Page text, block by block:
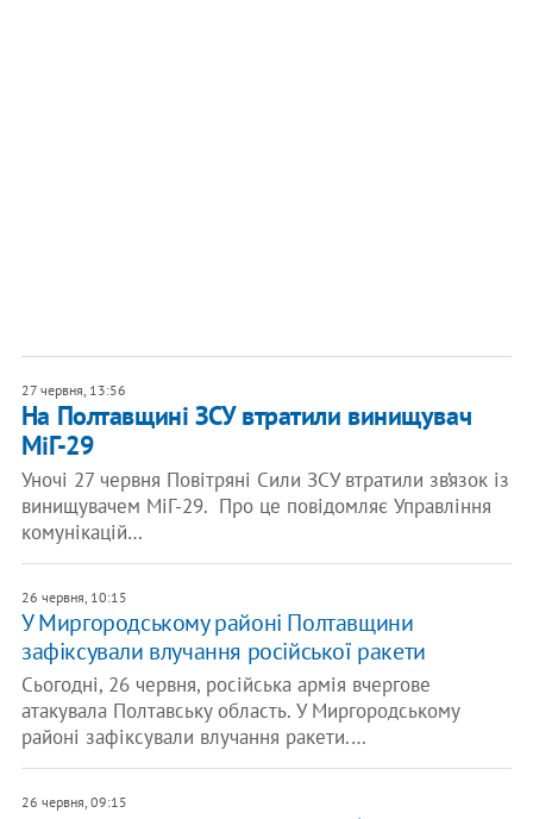
27 червня, 13:56
На Полтавщині ЗСУ втратили винищувач
МіГ-29
Уночі 27 червня Повітряні Сили ЗСУ втратили зв’язок із
винищувачем МіГ-29. Про це повідомляє Управління
комунікацій…
26 червня, 10:15
У Миргородському районі Полтавщини
зафіксували влучання російської ракети
Сьогодні, 26 червня, російська армія вчергове
атакувала Полтавську область. У Миргородському
районі зафіксували влучання ракети.…
26 червня, 09:15